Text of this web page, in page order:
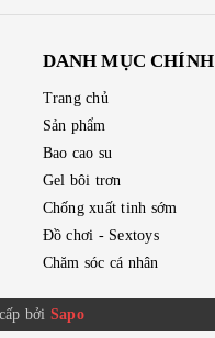
DANH MỤC CHÍNH
Trang chủ
Sản phẩm
Bao cao su
Gel bôi trơn
Chống xuất tinh sớm
Đồ chơi - Sextoys
Chăm sóc cá nhân
bởi Sapo